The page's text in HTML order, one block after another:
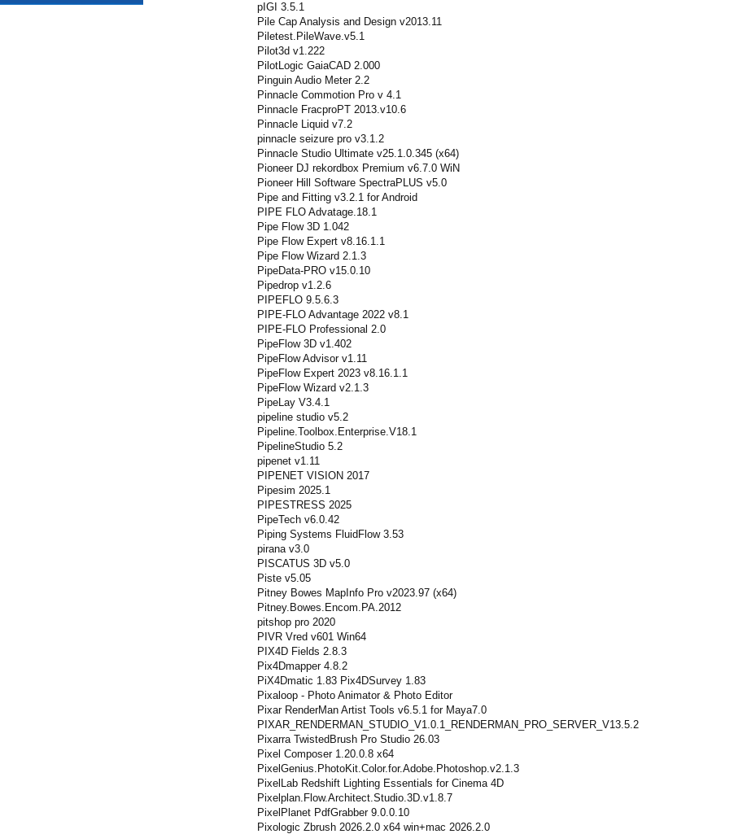
pIGI 3.5.1
Pile Cap Analysis and Design v2013.11
Piletest.PileWave.v5.1
Pilot3d v1.222
PilotLogic GaiaCAD 2.000
Pinguin Audio Meter 2.2
Pinnacle Commotion Pro v 4.1
Pinnacle FracproPT 2013.v10.6
Pinnacle Liquid v7.2
pinnacle seizure pro v3.1.2
Pinnacle Studio Ultimate v25.1.0.345 (x64)
Pioneer DJ rekordbox Premium v6.7.0 WiN
Pioneer Hill Software SpectraPLUS v5.0
Pipe and Fitting v3.2.1 for Android
PIPE FLO Advatage.18.1
Pipe Flow 3D 1.042
Pipe Flow Expert v8.16.1.1
Pipe Flow Wizard 2.1.3
PipeData-PRO v15.0.10
Pipedrop v1.2.6
PIPEFLO 9.5.6.3
PIPE-FLO Advantage 2022 v8.1
PIPE-FLO Professional 2.0
PipeFlow 3D v1.402
PipeFlow Advisor v1.11
PipeFlow Expert 2023 v8.16.1.1
PipeFlow Wizard v2.1.3
PipeLay V3.4.1
pipeline studio v5.2
Pipeline.Toolbox.Enterprise.V18.1
PipelineStudio 5.2
pipenet v1.11
PIPENET VISION 2017
Pipesim 2025.1
PIPESTRESS 2025
PipeTech v6.0.42
Piping Systems FluidFlow 3.53
pirana v3.0
PISCATUS 3D v5.0
Piste v5.05
Pitney Bowes MapInfo Pro v2023.97 (x64)
Pitney.Bowes.Encom.PA.2012
pitshop pro 2020
PIVR Vred v601 Win64
PIX4D Fields 2.8.3
Pix4Dmapper 4.8.2
PiX4Dmatic 1.83 Pix4DSurvey 1.83
Pixaloop - Photo Animator & Photo Editor
Pixar RenderMan Artist Tools v6.5.1 for Maya7.0
PIXAR_RENDERMAN_STUDIO_V1.0.1_RENDERMAN_PRO_SERVER_V13.5.2
Pixarra TwistedBrush Pro Studio 26.03
Pixel Composer 1.20.0.8 x64
PixelGenius.PhotoKit.Color.for.Adobe.Photoshop.v2.1.3
PixelLab Redshift Lighting Essentials for Cinema 4D
Pixelplan.Flow.Architect.Studio.3D.v1.8.7
PixelPlanet PdfGrabber 9.0.0.10
Pixologic Zbrush 2026.2.0 x64 win+mac 2026.2.0